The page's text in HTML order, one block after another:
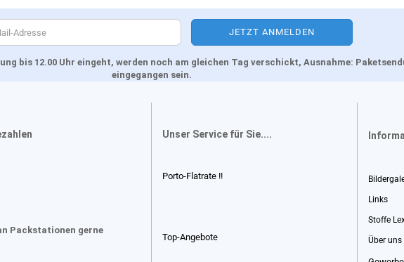
bis 12.00 Uhr eingeht, werden noch am gleichen Tag verschickt, Ausnahme:
eingegangen sein.
Packstationen gerne
Unser Service für Sie....
Porto-Flatrate !!
Top-Angebote
Links
Stoffe
Über uns